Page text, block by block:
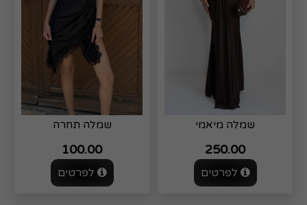
שמלה מיאמי
250.00
לפרטים
שמלה תחרה
100.00
לפרטים